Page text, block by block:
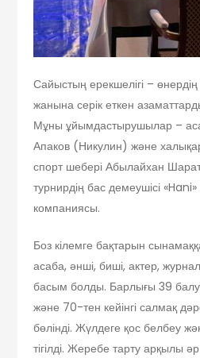
Сайыстың ерекшелігі – өнердің
жанына серік еткен
Мұны ұйымдастырушылар –
Апаков (Никулин) және
спорт шебері Абылайхан
турнирдің бас демеушісі «Hani»
компаниясы.
Боз кілемге бақтарын
асаба, әнші, биші, актер,
басым болды. Барлығы 39
және 70-тен кейінгі салмақ
бөлінді. Жүлдеге қос белбеу
тігілді. Жеребе тарту арқылы